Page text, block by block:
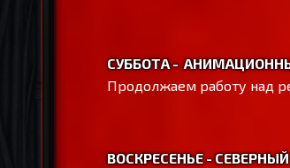
СУББОТА -
Продолжаем работу над
ВОСКРЕСЕНЬЕ -